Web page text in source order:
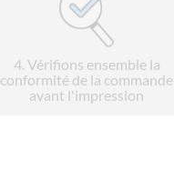
4. Vérifions ensemble la
conformité de la commande
avant l'impression